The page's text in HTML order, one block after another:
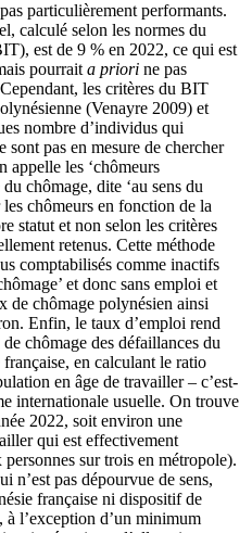
particulièrement performants.
calculé selon les normes du
est de 9 % en 2022, ce qui est
pourrait a priori ne pas
les critères du BIT
(Venayre 2009) et
nombre d’individus qui
pas en mesure de chercher
appelle les ‘chômeurs
chômage, dite ‘au sens du
les chômeurs en fonction de la
statut et non selon les critères
retenus. Cette méthode
comptabilisés comme inactifs
et donc sans emploi et
de chômage polynésien ainsi
Enfin, le taux d’emploi rend
chômage des défaillances du
en calculant le ratio
en âge de travailler – c’est-
internationale usuelle. On trouve
2022, soit environ une
qui est effectivement
sur trois en métropole).
n’est pas dépourvue de sens,
française ni dispositif de
l’exception d’un minimum